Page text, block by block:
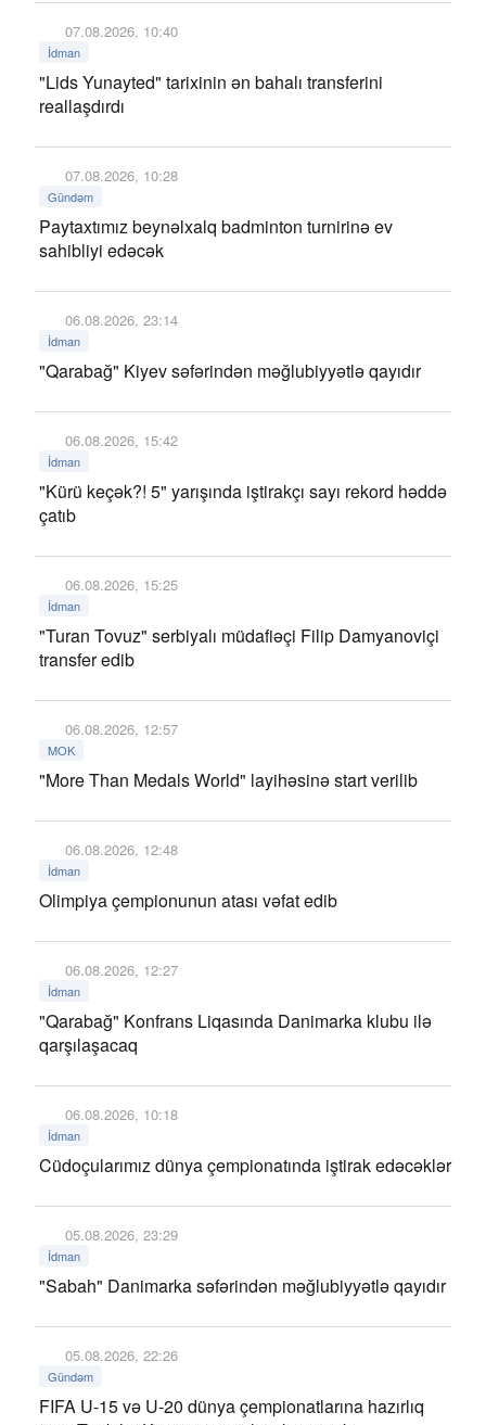
07.08.2026, 10:40
İdman
"Lids Yunayted" tarixinin ən bahalı transferini
reallaşdırdı
07.08.2026, 10:28
Gündəm
Paytaxtımız beynəlxalq badminton turnirinə ev
sahibliyi edəcək
06.08.2026, 23:14
İdman
"Qarabağ" Kiyev səfərindən məğlubiyyətlə qayıdır
06.08.2026, 15:42
İdman
"Kürü keçək?! 5" yarışında iştirakçı sayı rekord həddə
çatıb
06.08.2026, 15:25
İdman
"Turan Tovuz" serbiyalı müdafiəçi Filip Damyanoviçi
transfer edib
06.08.2026, 12:57
MOK
"More Than Medals World" layihəsinə start verilib
06.08.2026, 12:48
İdman
Olimpiya çempionunun atası vəfat edib
06.08.2026, 12:27
İdman
"Qarabağ" Konfrans Liqasında Danimarka klubu ilə
qarşılaşacaq
06.08.2026, 10:18
İdman
Cüdoçularımız dünya çempionatında iştirak edəcəklər
05.08.2026, 23:29
İdman
"Sabah" Danimarka səfərindən məğlubiyyətlə qayıdır
05.08.2026, 22:26
Gündəm
FIFA U-15 və U-20 dünya çempionatlarına hazırlıq